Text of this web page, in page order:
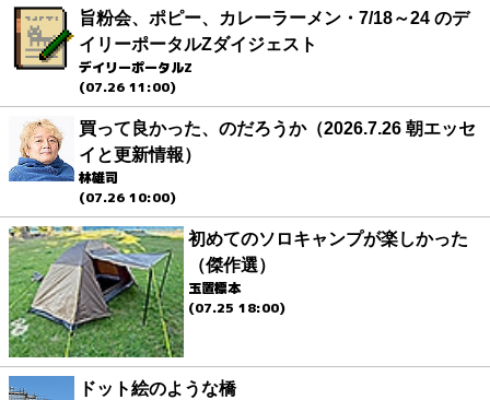
旨粉会、ポピー、カレーラーメン・7/18～24 のデ
イリーポータルZダイジェスト
デイリーポータルZ
(07.26 11:00)
買って良かった、のだろうか（2026.7.26 朝エッセ
イと更新情報）
林雄司
(07.26 10:00)
初めてのソロキャンプが楽しかった
（傑作選）
玉置標本
(07.25 18:00)
ドット絵のような橋